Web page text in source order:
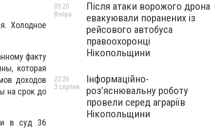
Холодное
факту
которая
доходов
на срок до
в суд 36
Після атаки ворожого дрона
евакуювали поранених із
рейсового автобуса
правоохоронці
Нікопольщини
09:20
Вчора
Інформаційно-
роз’яснювальну роботу
провели серед аграріїв
Нікопольщини
23:26
3 серпня